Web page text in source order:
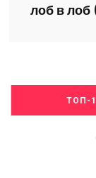
лоб в лоб
ТОП-